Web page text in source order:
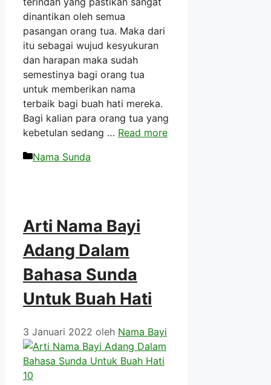
dinantikan oleh semua
pasangan orang tua. Maka dari
itu sebagai wujud kesyukuran
dan harapan maka sudah
semestinya bagi orang tua
untuk memberikan nama
terbaik bagi buah hati mereka.
Bagi kalian para orang tua yang
kebetulan sedang … Read more
Kategori
Nama Sunda
Arti Nama Bayi
Adang Dalam
Bahasa Sunda
Untuk Buah Hati
3 Januari 2022 oleh Nama Bayi